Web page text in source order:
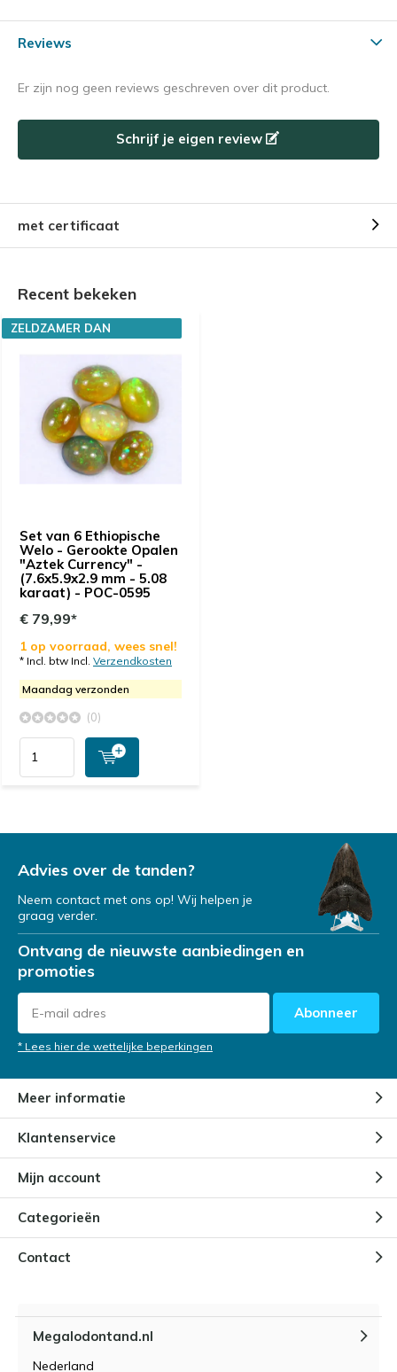
Reviews
Er zijn nog geen reviews geschreven over dit product.
Schrijf je eigen review
met certificaat
Recent bekeken
Set van 6 Ethiopische
Welo - Gerookte Opalen
"Aztek Currency" -
(7.6x5.9x2.9 mm - 5.08
karaat) - POC-0595
ZELDZAMER DAN
€ 79,99*
1 op voorraad, wees snel!
* Incl. btw Incl. Verzendkosten
Maandag verzonden
(0)
Advies over de tanden?
Neem contact met ons op! Wij helpen je
graag verder.
Ontvang de nieuwste aanbiedingen en
promoties
Abonneer
* Lees hier de wettelijke beperkingen
Meer informatie
Klantenservice
Mijn account
Categorieën
Contact
Megalodontand.nl
Nederland